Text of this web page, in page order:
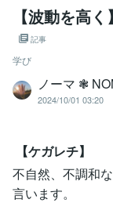
【波動を高
記事
学び
ノーマ ❃
2024/10/01 03:20
【ケガレチ】
不自然、不調和
言います。